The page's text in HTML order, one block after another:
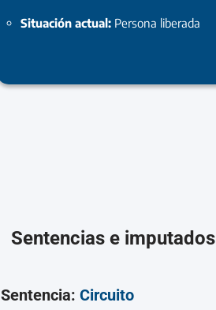
Situación actual: Persona liberada
Sentencias e imputados
Sentencia: Circuito